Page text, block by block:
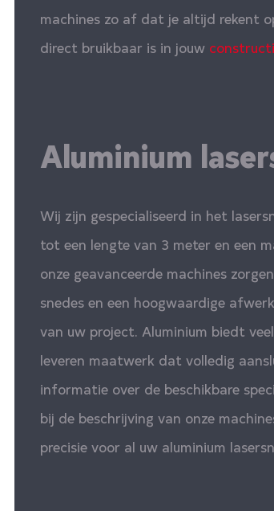
machines zo af dat je altijd rekent
direct bruikbaar is in jouw
Aluminium
Wij zijn gespecialiseerd in het
tot een lengte van 3 meter en een
onze geavanceerde machines
snedes en een hoogwaardige
van uw project. Aluminium biedt
leveren maatwerk dat volledig
informatie over de beschikbare
bij de beschrijving van onze
precisie voor al uw aluminium